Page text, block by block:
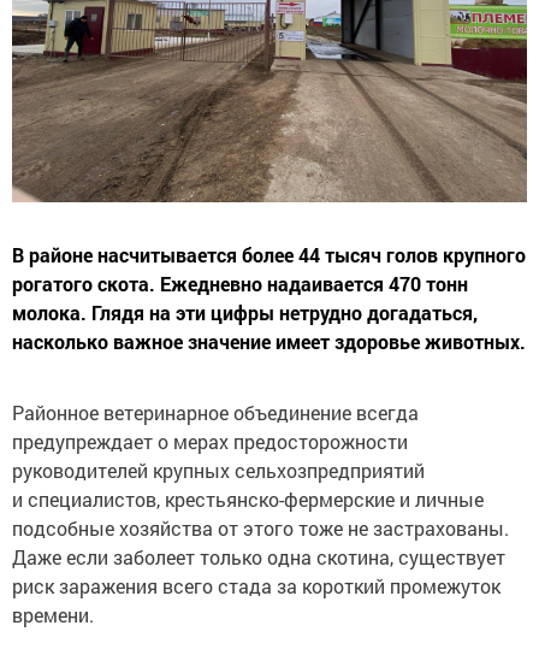
В районе насчитывается более 44 тысяч голов крупного
рогатого скота. Ежедневно надаивается 470 тонн
молока. Глядя на эти цифры нетрудно догадаться,
насколько важное значение имеет здоровье животных.
Районное ветеринарное объединение всегда
предупреждает о мерах предосторожности
руководителей крупных сельхозпредприятий
и специалистов, крестьянско-фермерские и личные
подсобные хозяйства от этого тоже не застрахованы.
Даже если заболеет только одна скотина, существует
риск заражения всего стада за короткий промежуток
времени.